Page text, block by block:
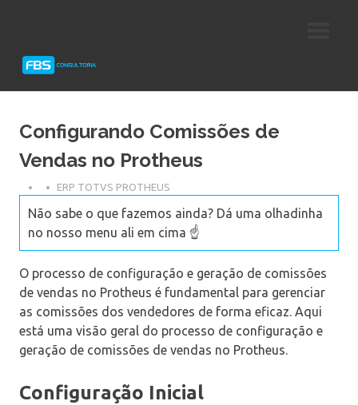
Protheus
Configurando Comissões de
Vendas no Protheus
ERP TOTVS PROTHEUS
Não sabe o que fazemos ainda? Dá uma olhadinha
no nosso menu ali em cima ☝️
O processo de configuração e geração de comissões
de vendas no Protheus é fundamental para gerenciar
as comissões dos vendedores de forma eficaz. Aqui
está uma visão geral do processo de configuração e
geração de comissões de vendas no Protheus.
Configuração Inicial